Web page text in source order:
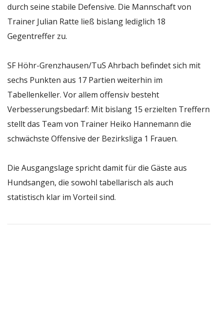
durch seine stabile Defensive. Die Mannschaft von
Trainer Julian Ratte ließ bislang lediglich 18
Gegentreffer zu.
SF Höhr-Grenzhausen/TuS Ahrbach befindet sich mit
sechs Punkten aus 17 Partien weiterhin im
Tabellenkeller. Vor allem offensiv besteht
Verbesserungsbedarf: Mit bislang 15 erzielten Treffern
stellt das Team von Trainer Heiko Hannemann die
schwächste Offensive der Bezirksliga 1 Frauen.
Die Ausgangslage spricht damit für die Gäste aus
Hundsangen, die sowohl tabellarisch als auch
statistisch klar im Vorteil sind.